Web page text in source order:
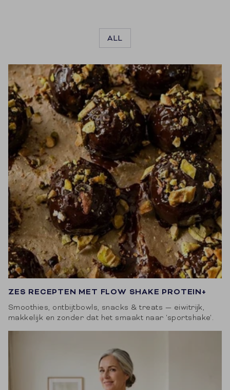
ALL
ZES RECEPTEN MET FLOW SHAKE PROTEIN+
Smoothies, ontbijtbowls, snacks & treats — eiwitrijk,
makkelijk en zonder dat het smaakt naar 'sportshake'.